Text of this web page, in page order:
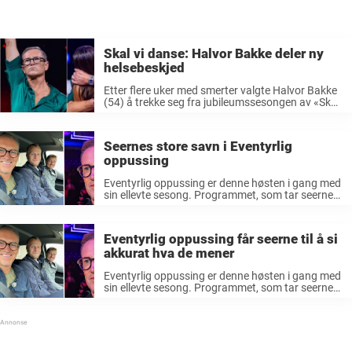
Skal vi danse: Halvor Bakke deler ny
helsebeskjed
Etter flere uker med smerter valgte Halvor Bakke
(54) å trekke seg fra jubileumssesongen av «Skal
Seernes store savn i Eventyrlig
oppussing
Eventyrlig oppussing er denne høsten i gang med
sin ellevte sesong. Programmet, som tar seerne
Eventyrlig oppussing får seerne til å si
akkurat hva de mener
Eventyrlig oppussing er denne høsten i gang med
sin ellevte sesong. Programmet, som tar seerne